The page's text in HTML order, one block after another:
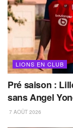
LIONS EN CLUB
Pré saison :
sans Angel
7 AOÛT 2026